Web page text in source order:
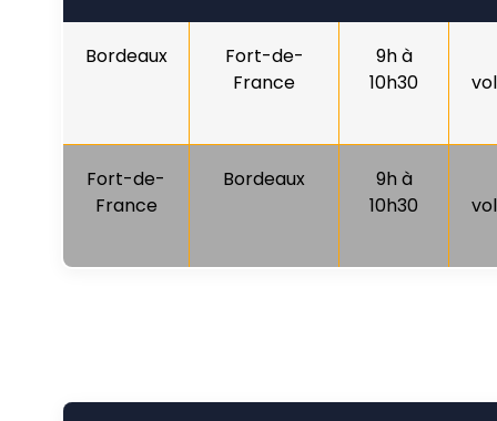
Bordeaux
Fort-de-
France
9h à
10h30
Fort-de-
France
Bordeaux
9h à
10h30